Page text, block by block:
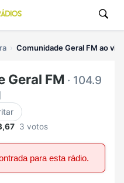
Comunidade Geral FM ao vivo
Geral FM · 104.9
3 votos
para esta rádio.